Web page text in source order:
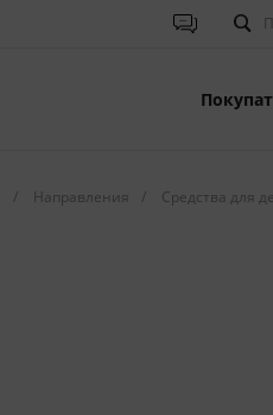
/ Направления / Средства для